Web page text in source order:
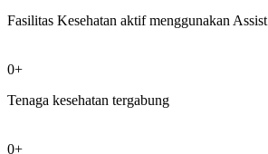
Fasilitas Kesehatan aktif menggunakan Assist
0+
Tenaga kesehatan tergabung
0+